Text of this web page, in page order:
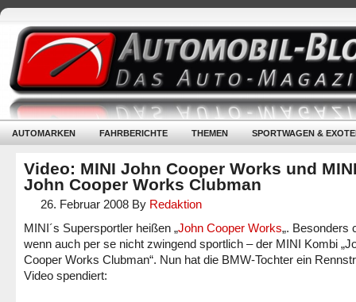
AUTOMARKEN FAHRBERICHTE THEMEN SPORTWAGEN &
Video: MINI John Cooper Works und
John Cooper Works Clubman
26. Februar 2008 By Redaktion
MINI´s Supersportler heißen „John Cooper Works„. Besonders
wenn auch per se nicht zwingend sportlich – der MINI Kombi
Cooper Works Clubman“. Nun hat die BMW-Tochter ein
Video spendiert: